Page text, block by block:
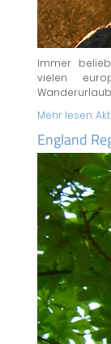
Immer
vielen
Mehr lesen:
England